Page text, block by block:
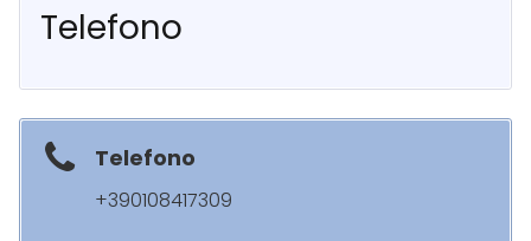
Telefono
Telefono
+390108417309